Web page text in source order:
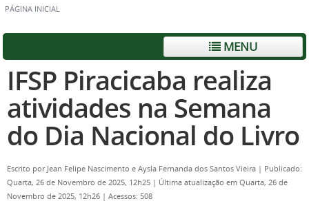
PÁGINA INICIAL
MENU
IFSP Piracicaba realiza
atividades na Semana
do Dia Nacional do Livro
Escrito por Jean Felipe Nascimento e Aysla Fernanda dos Santos Vieira | Publicado:
Quarta, 26 de Novembro de 2025, 12h25 | Última atualização em Quarta, 26 de
Novembro de 2025, 12h26 | Acessos: 508